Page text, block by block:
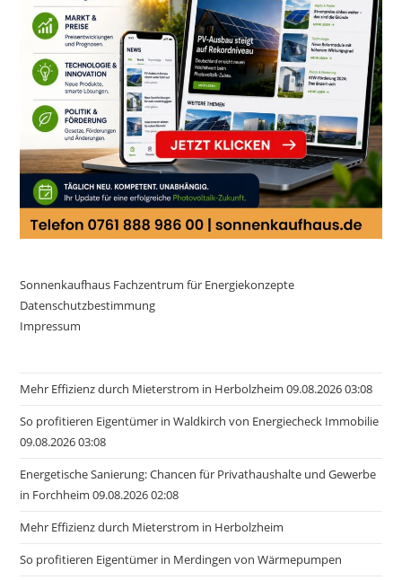
Sonnenkaufhaus Fachzentrum für Energiekonzepte
Datenschutzbestimmung
Impressum
Mehr Effizienz durch Mieterstrom in Herbolzheim 09.08.2026 03:08
So profitieren Eigentümer in Waldkirch von Energiecheck Immobilie
09.08.2026 03:08
Energetische Sanierung: Chancen für Privathaushalte und Gewerbe
in Forchheim 09.08.2026 02:08
Mehr Effizienz durch Mieterstrom in Herbolzheim
So profitieren Eigentümer in Merdingen von Wärmepumpen